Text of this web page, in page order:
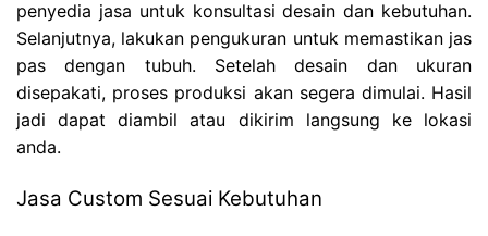
penyedia jasa untuk konsultasi desain dan kebutuhan.
Selanjutnya, lakukan pengukuran untuk memastikan jas
pas dengan tubuh. Setelah desain dan ukuran
disepakati, proses produksi akan segera dimulai. Hasil
jadi dapat diambil atau dikirim langsung ke lokasi
anda.
Jasa Custom Sesuai Kebutuhan